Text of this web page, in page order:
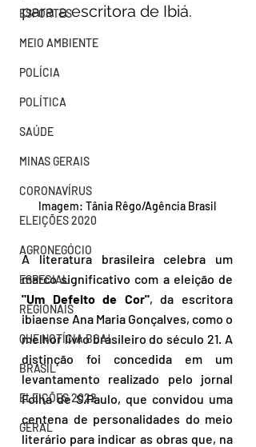
ESPORTES
MEIO AMBIENTE
POLÍCIA
POLÍTICA
SAÚDE
MINAS GERAIS
CORONAVÍRUS
ELEIÇÕES 2020
AGRONEGÓCIO
ESPECIAL
REGIONAIS
QUE NOTÍCIA BOA!
BRASIL
ELEIÇÕES 2022
GERAL
para a escritora de Ibiá.
Imagem: Tânia Rêgo/Agência Brasil
A literatura brasileira celebra um
"Um Defeito de Cor", da escritora
ibiaense Ana Maria Gonçalves, como o
melhor livro brasileiro do século 21. A
distinção foi concedida em um
levantamento realizado pelo jornal
Folha de S.Paulo, que convidou uma
centena de personalidades do meio
literário para indicar as obras que, na